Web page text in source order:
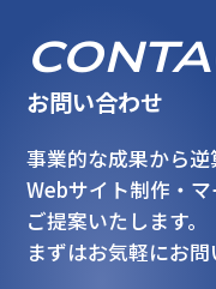
お問い合わせ
事業的な成果から逆
Webサイト制作・
ご提案いたします。
まずはお気軽にお問